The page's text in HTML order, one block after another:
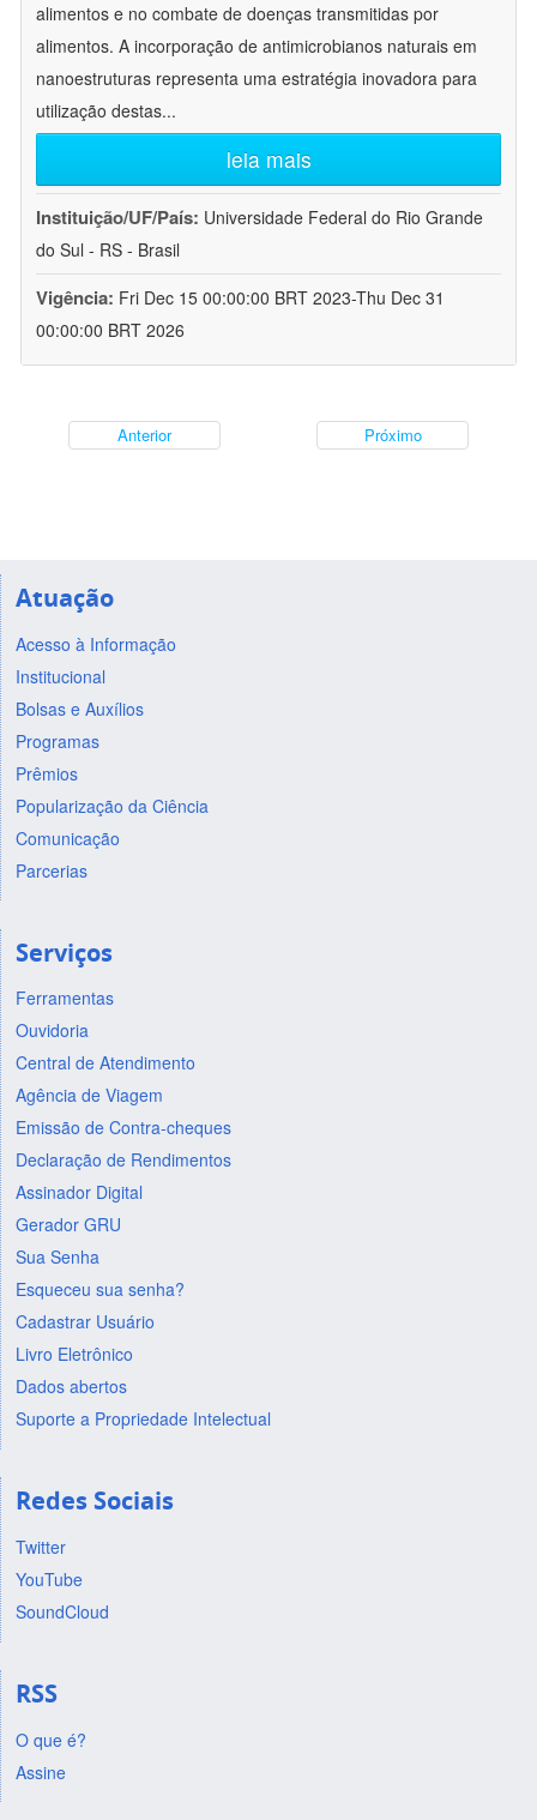
alimentos e no combate de doenças transmitidas por
alimentos. A incorporação de antimicrobianos naturais em
nanoestruturas representa uma estratégia inovadora para
utilização destas...
leia mais
Instituição/UF/País: Universidade Federal do Rio Grande
do Sul - RS - Brasil
Vigência: Fri Dec 15 00:00:00 BRT 2023-Thu Dec 31
00:00:00 BRT 2026
Anterior Próximo
Atuação
Acesso à Informação
Institucional
Bolsas e Auxílios
Programas
Prêmios
Popularização da Ciência
Comunicação
Parcerias
Serviços
Ferramentas
Ouvidoria
Central de Atendimento
Agência de Viagem
Emissão de Contra-cheques
Declaração de Rendimentos
Assinador Digital
Gerador GRU
Sua Senha
Esqueceu sua senha?
Cadastrar Usuário
Livro Eletrônico
Dados abertos
Suporte a Propriedade Intelectual
Redes Sociais
Twitter
YouTube
SoundCloud
RSS
O que é?
Assine